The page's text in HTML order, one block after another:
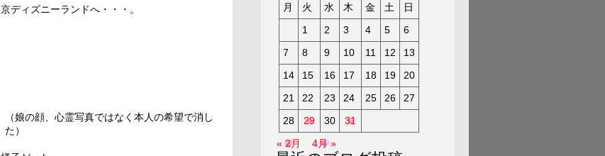
ディズニーランドへ・・・。
（娘の顔、心霊写真ではなく本人の希望で消し
た）
月
火 水 木 金 土
日
1
2 3 4 5
6
7
8 9 10 11 12
13
14
15 16 17 18 19
20
21
22 23 24 25 26
27
28
29 30
31
« 2月
4月 »